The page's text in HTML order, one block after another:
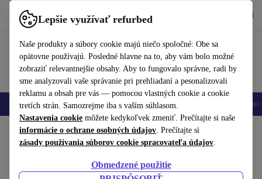
Lepšie využívať refurbed
Naše produkty a súbory cookie majú niečo spoločné: Obe sa
opätovne používajú. Posledné hlavne na to, aby vám bolo možné
zobraziť relevantnejšie obsahy. Aby to fungovalo správne, radi by
sme analyzovali vaše správanie pri prehliadaní a pesonalizovali
reklamu a obsah pre vás — pomocou vlastných cookie a cookie
tretích strán. Samozrejme iba s vaším súhlasom.
Nastavenia cookie môžete kedykoľvek zmeniť. Prečítajte si naše
informácie o ochrane osobných údajov. Prečítajte si
zásady používania súborov cookie spracovateľa údajov.
Obmedzené použitie
používať refurbed rýchlo a jednoducho
Mobilné telefóny Laptopy Tablety Inteligentné hodinky
Domov Produkty Notebooky Notebooky HP
HP 250 G8 | i3-1115G4 | 15.6-palcový
8 GB | 256 GB SSD | Asteroid Silver | Webcam | Win 11 Home |